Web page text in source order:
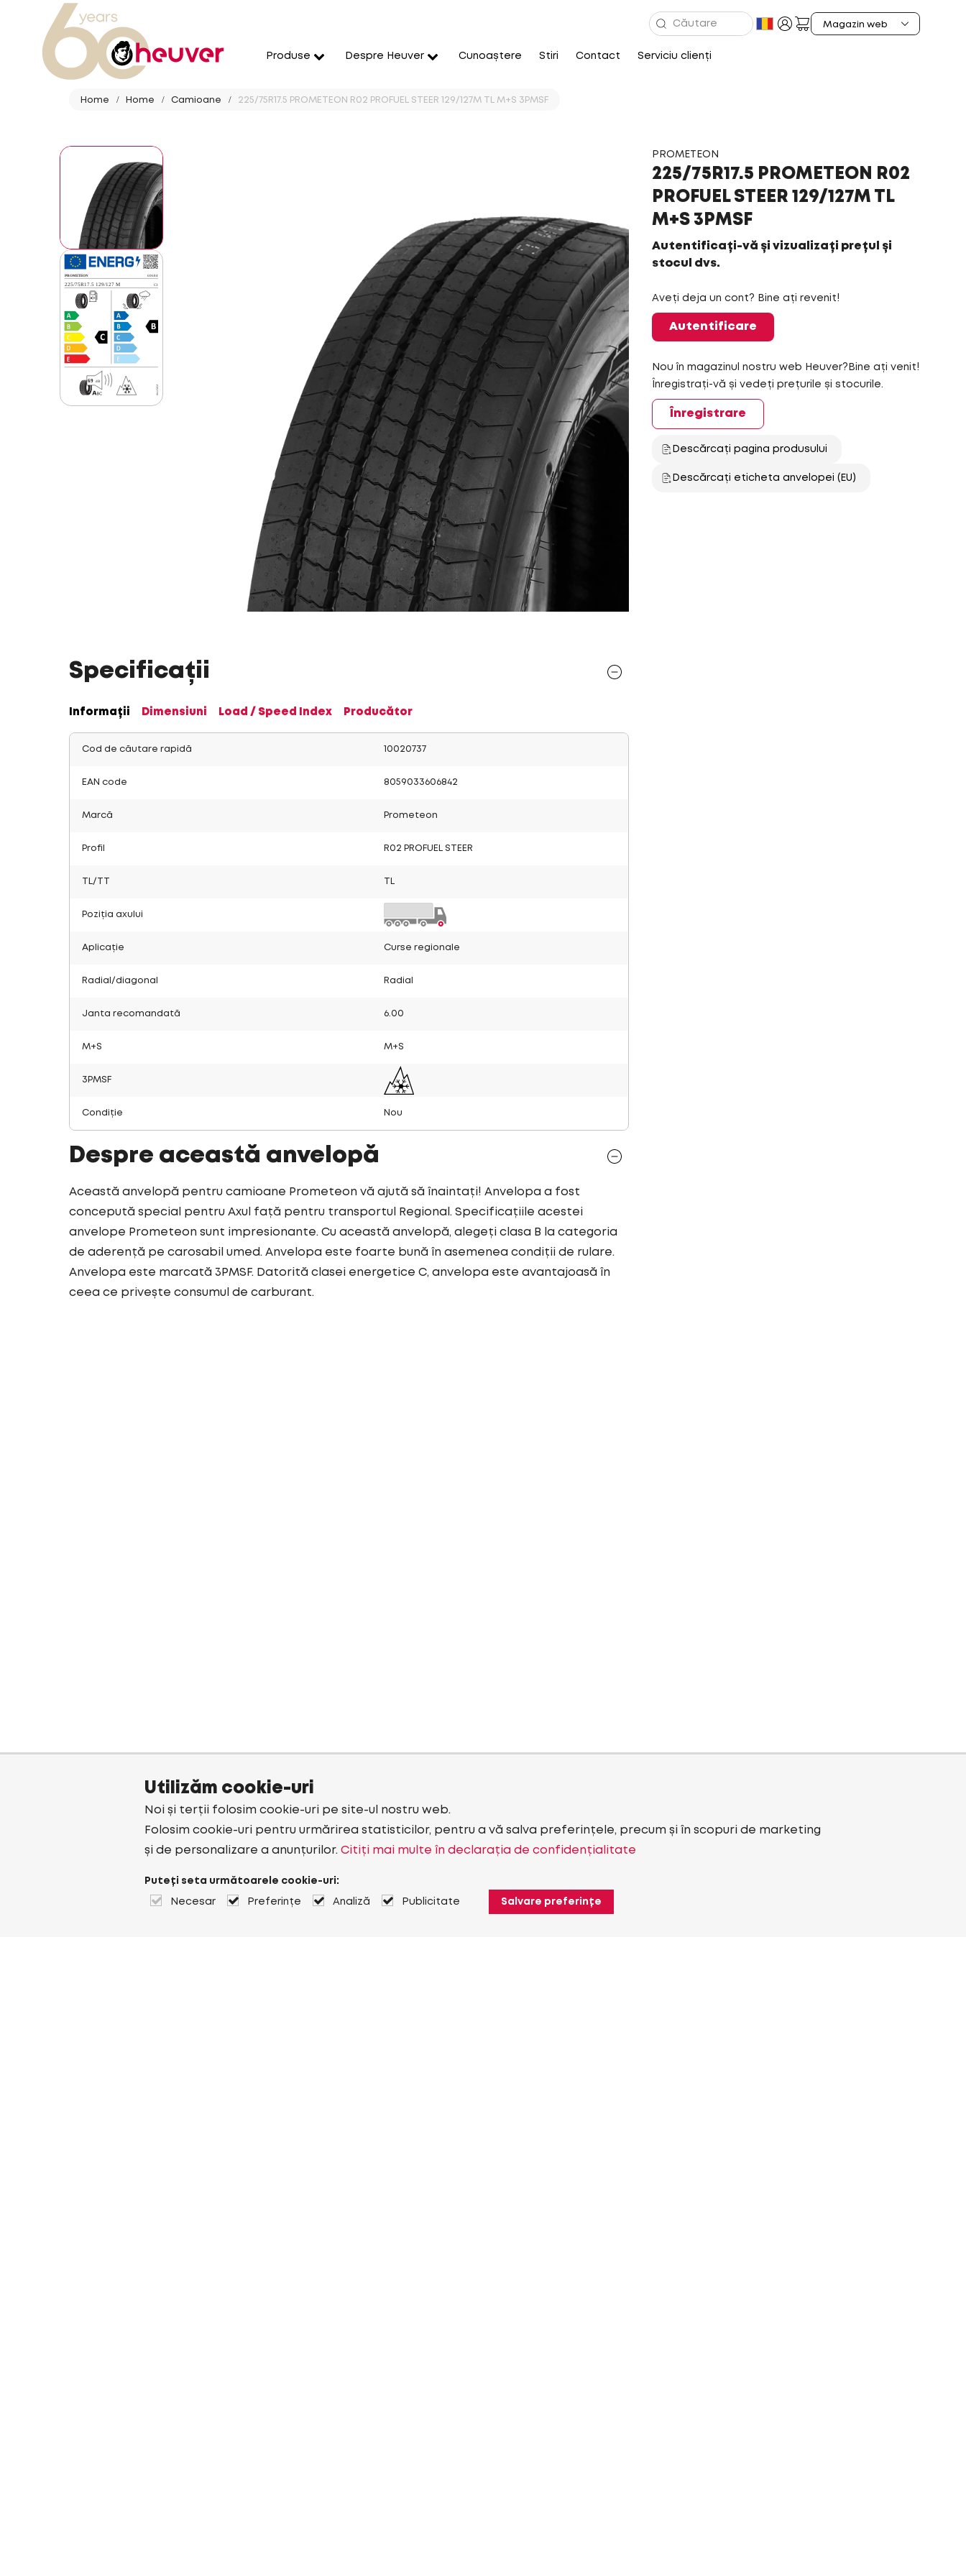
Produse Despre Heuver Cunoaștere Stiri Contact Serviciu clienți
Home Home Camioane 225/75R17.5 PROMETEON R02 PROFUEL STEER 129/127M TL M+S 3PMSF
PROMETEON
225/75R17.5 PROMETEON R02
PROFUEL STEER 129/127M TL
M+S 3PMSF
Autentificați-vă și vizualizați prețul și
stocul dvs.
Aveți deja un cont? Bine ați revenit!
Autentificare
Nou în magazinul nostru web Heuver?Bine ați venit!
Înregistrați-vă și vedeți prețurile și stocurile.
Înregistrare
Descărcați pagina produsului
Descărcați eticheta anvelopei (EU)
Specificații
Informații Dimensiuni Load / Speed Index Producător
Cod de căutare rapidă 10020737
EAN code 8059033606842
Marcă Prometeon
Profil R02 PROFUEL STEER
TL/TT
Poziția axului
Aplicație Curse regionale
Radial/diagonal Radial
Janta recomandată 6.00
M+S M+S
3PMSF
Condiție Nou
Despre această anvelopă
Această anvelopă pentru camioane Prometeon vă ajută să înaintați! Anvelopa a fost
concepută special pentru Axul față pentru transportul Regional. Specificațiile acestei
anvelope Prometeon sunt impresionante. Cu această anvelopă, alegeți clasa B la categoria
de aderență pe carosabil umed. Anvelopa este foarte bună în asemenea condiții de rulare.
Anvelopa este marcată 3PMSF. Datorită clasei energetice C, anvelopa este avantajoasă în
ceea ce privește consumul de carburant.
Utilizăm cookie-uri
Noi și terții folosim cookie-uri pe site-ul nostru web.
Folosim cookie-uri pentru urmărirea statisticilor, pentru a vă salva preferințele, precum și în scopuri de marketing
și de personalizare a anunțurilor. Citiți mai multe în declarația de confidențialitate
Puteți seta următoarele cookie-uri:
Necesar Preferințe Analiză Publicitate Salvare preferințe